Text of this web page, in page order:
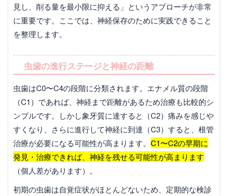
見し、削る量を最小限に抑える」というアプローチが非常
に重要です。ここでは、神経保存のために実践できること
を整理します。
虫歯の進行ステージと神経の距離
虫歯はC0〜C4の段階に分類されます。エナメル質の段階
（C1）であれば、神経まで距離があるため治療も比較的シ
ンプルです。しかし象牙質に達すると（C2）痛みを感じや
すくなり、さらに進行して神経に到達（C3）すると、根管
治療が必要になる可能性が高まります。C1〜C2の早期に
発見・治療できれば、神経を残せる可能性が高まります
（個人差があります）。
初期の虫歯は自覚症状がほとんどないため、定期的な検診